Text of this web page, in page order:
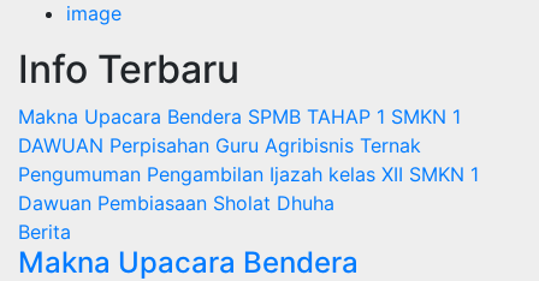
image
Info Terbaru
Makna Upacara Bendera SPMB TAHAP 1 SMKN 1
DAWUAN Perpisahan Guru Agribisnis Ternak
Pengumuman Pengambilan Ijazah kelas XII SMKN 1
Dawuan Pembiasaan Sholat Dhuha
Berita
Makna Upacara Bendera